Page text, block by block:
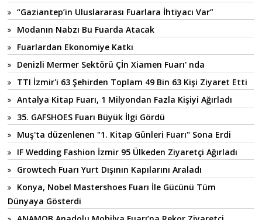
“Gaziantep’in Uluslararası Fuarlara İhtiyacı Var”
Modanın Nabzı Bu Fuarda Atacak
Fuarlardan Ekonomiye Katkı
Denizli Mermer Sektörü Çİn Xiamen Fuarı' nda
TTI İzmir'i 63 Şehirden Toplam 49 Bin 63 Kişi Ziyaret Etti
Antalya Kitap Fuarı, 1 Milyondan Fazla Kişiyi Ağırladı
35. GAFSHOES Fuarı Büyük İlgi Gördü
Muş'ta düzenlenen "1. Kitap Günleri Fuarı" Sona Erdi
IF Wedding Fashion İzmir 95 Ülkeden Ziyaretçi Ağırladı
Growtech Fuarı Yurt Dışının Kapılarını Araladı
Konya, Nobel Mastershoes Fuarı İle Gücünü Tüm
Dünyaya Gösterdi